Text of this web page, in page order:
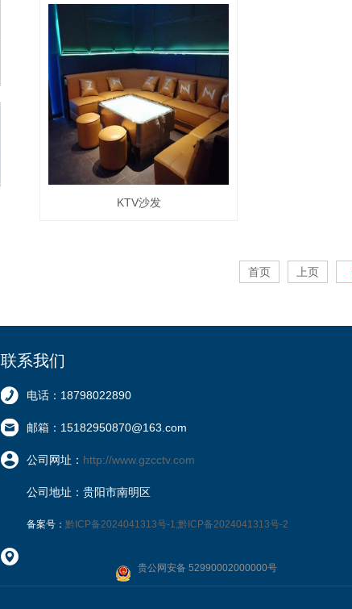
KTV沙发
首页 上页
联系我们
电话：18798022890
邮箱：15182950870@163.com
公司网址： http://www.gzcctv.com
公司地址：贵阳市南明区
备案号： 黔ICP备2024041313号-1;黔ICP备2024041313号-2
贵公网安备 52990002000000号